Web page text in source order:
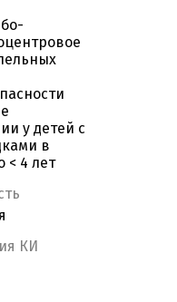
у детей с
в
< 4 лет
КИ